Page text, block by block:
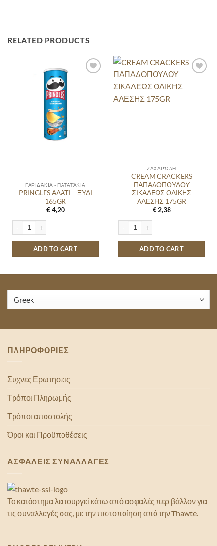
RELATED PRODUCTS
ΓΑΡΙΔΆΚΙΑ - ΠΑΤΑΤΆΚΙΑ
PRINGLES ΑΛΑΤΙ – ΞΥΔΙ
165GR
€4,20
PRINGLES ΑΛΑΤΙ - ΞΥΔΙ 165GR quantity
ADD TO CART
ΖΑΧΑΡΏΔΗ
CREAM CRACKERS
ΠΑΠΑΔΟΠΟΥΛΟΥ
ΣΙΚΑΛΕΩΣ ΟΛΙΚΗΣ
ΑΛΕΣΗΣ 175GR
€2,38
CREAM CRACKERS
ADD TO CART
ΠΛΗΡΟΦΟΡΙΕΣ
Συχνες Ερωτησεις
Τρόποι Πληρωμής
Τρόποι αποστολής
Όροι και Προϋποθέσεις
ΑΣΦΑΛΕΙΣ ΣΥΝΑΛΛΑΓΕΣ
Το κατάστημα λειτουργεί κάτω από ασφαλές περιβάλλον για
τις συναλλαγές σας, με την πιστοποίηση από την Thawte.